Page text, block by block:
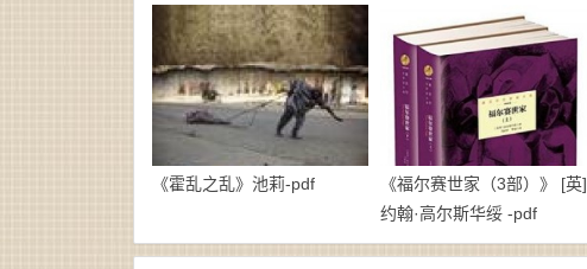
《霍乱之乱》池莉-pdf
《福尔赛世家（3部）》 [英]
约翰·高尔斯华绥 -pdf